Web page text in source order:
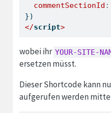
commentSectionId :
})
</script>
wobei ihr YOUR-SITE-
ersetzen müsst.
Dieser Shortcode kann
aufgerufen werden